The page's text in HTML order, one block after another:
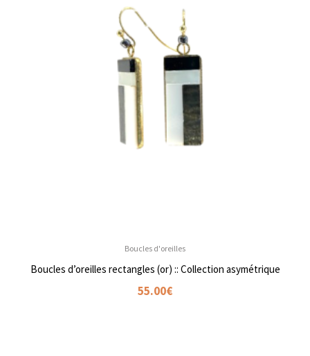
Boucles d'oreilles
Boucles d’oreilles rectangles (or) :: Collection asymétrique
55.00€